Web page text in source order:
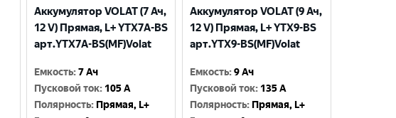
Аккумулятор VOLAT (7 Ач,
12 V) Прямая, L+ YTX7A-BS
арт.YTX7A-BS(MF)Volat
Емкость:7 Ач
Пусковой ток: 105 A
Полярность: Прямая, L+
Аккумулятор VOLAT (9 Ач,
12 V) Прямая, L+ YTX9-BS
арт.YTX9-BS(MF)Volat
Емкость:9 Ач
Пусковой ток: 135 A
Полярность: Прямая, L+